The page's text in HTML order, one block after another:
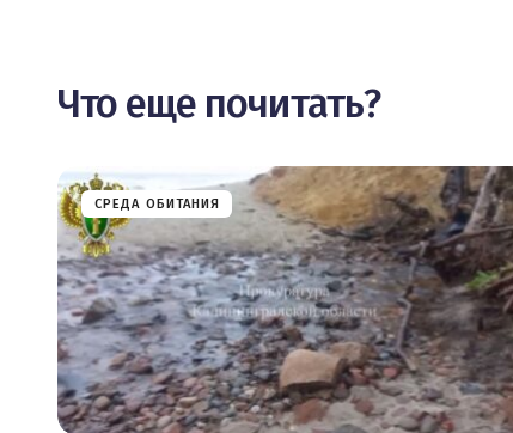
Что еще почитать?
СРЕДА ОБИТАНИЯ